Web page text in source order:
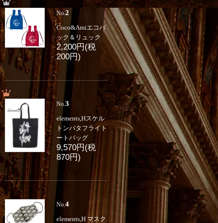
No.2
Coco&Amiエコバ
ック＆リュック
2,200円(税
200円)
No.3
elements,Hスケル
トンバタフライト
ートバッグ
9,570円(税
870円)
No.4
elements,H マスク